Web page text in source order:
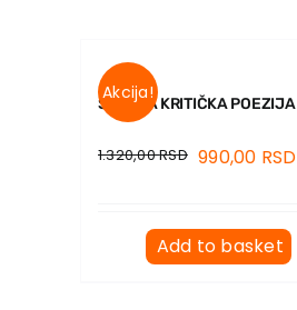
Akcija!
SRPSKA KRITIČKA POEZIJA
1.320,00RSD 990,00 RSD
Add to basket